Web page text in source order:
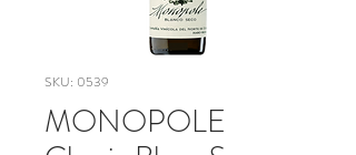
SKU: 0539
MONOPOLE